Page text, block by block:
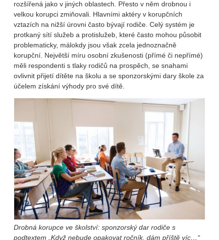
rozšířená jako v jiných oblastech. Přesto v něm drobnou i
velkou korupci zmiňovali. Hlavními aktéry v korupčních
vztazích na nižší úrovni často bývají rodiče. Celý systém je
protkaný sítí služeb a protislužeb, které často mohou působit
problematicky, málokdy jsou však zcela jednoznačně
korupční. Největší míru osobní zkušenosti (přímé či nepřímé)
měli respondenti s tlaky rodičů na prospěch, se snahami
ovlivnit přijetí dítěte na školu a se sponzorskými dary škole za
účelem získání výhody pro své dítě.
Drobná korupce ve školství: sponzorský dar rodiče s
podtextem „Když nebude opakovat ročník, dám příště víc…“